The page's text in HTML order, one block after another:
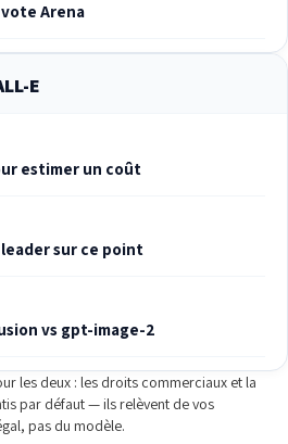
vote Arena
E
estimer un coût
sur ce point
vs gpt-image-2
les deux : les droits commerciaux et la
par défaut — ils relèvent de vos
pas du modèle.